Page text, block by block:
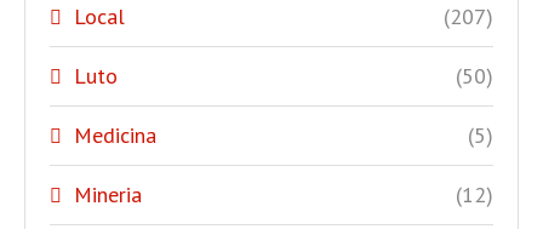
Local (207)
Luto (50)
Medicina (5)
Mineria (12)